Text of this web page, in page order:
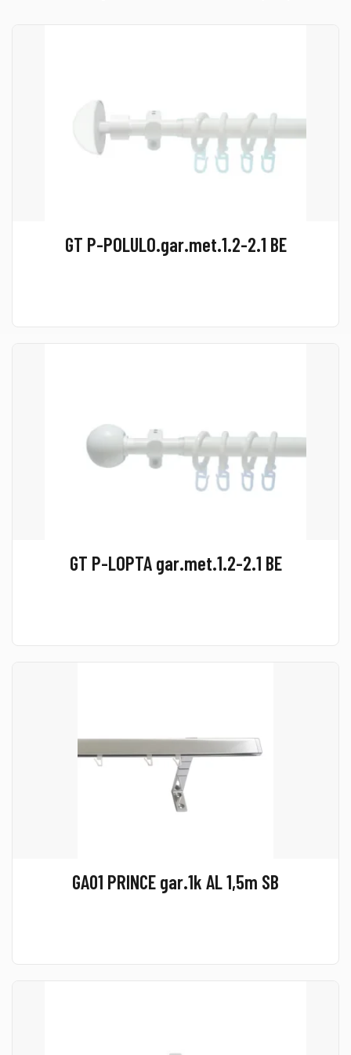
GT P-POLULO.gar.met.1.2-2.1 BE
GT P-LOPTA gar.met.1.2-2.1 BE
GA01 PRINCE gar.1k AL 1,5m SB